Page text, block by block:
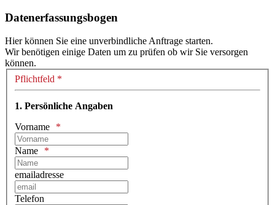
Datenerfassungsbogen
Hier können Sie eine unverbindliche Anftrage starten.
Wir benötigen einige Daten um zu prüfen ob wir Sie versorgen
können.
Pflichtfeld *
1. Persönliche Angaben
Vorname
Name
emailadresse
Telefon